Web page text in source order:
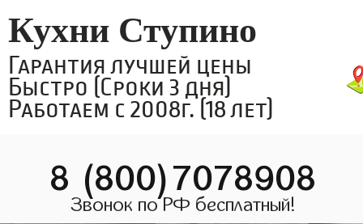
Кухни Ступино
Гарантия лучшей цены
Быстро (Сроки 3 дня)
Работаем с 2008г. (18 лет)
8 (800)7078908
Звонок по РФ бесплатный!